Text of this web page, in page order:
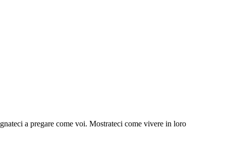
a pregare come voi. Mostrateci come vivere in loro